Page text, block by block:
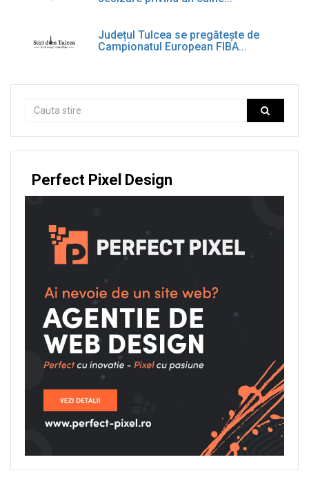
Județul Tulcea se pregătește de
Campionatul European FIBA...
Perfect Pixel Design